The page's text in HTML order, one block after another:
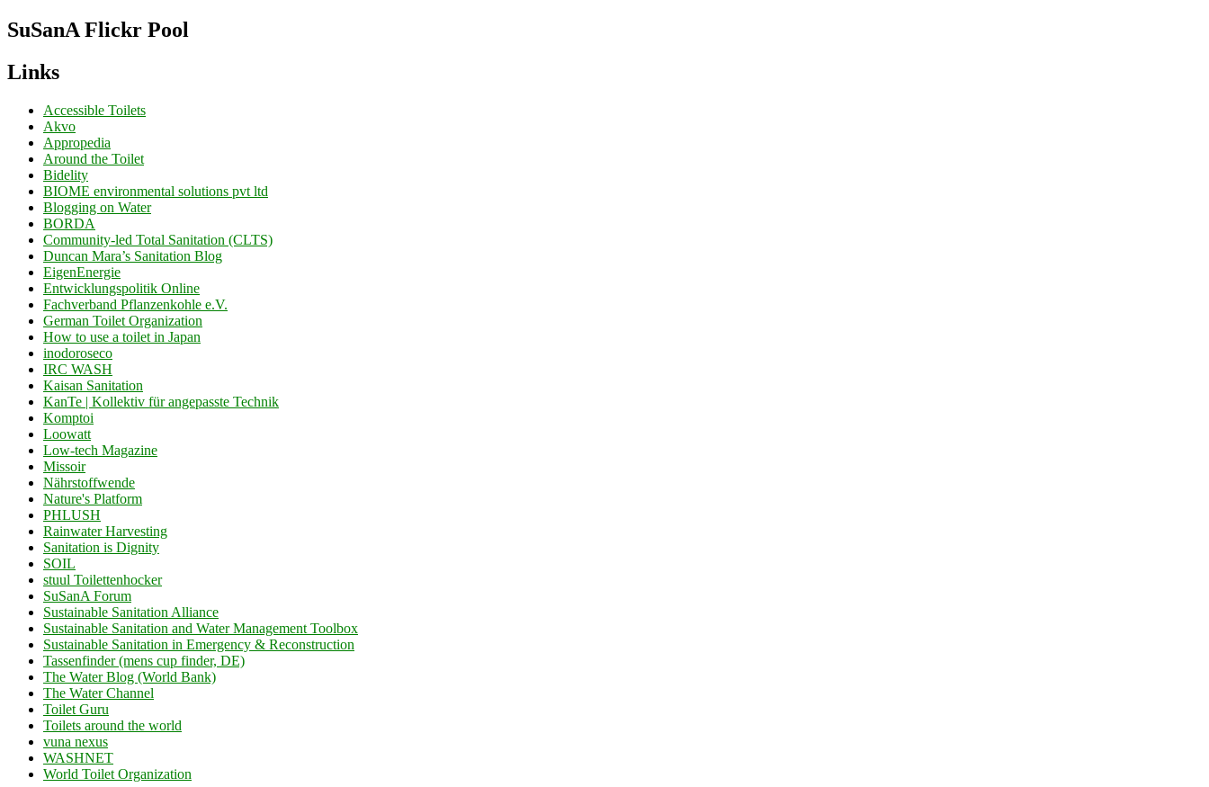
SuSanA Flickr Pool
Links
Accessible Toilets
Akvo
Appropedia
Around the Toilet
Bidelity
BIOME environmental solutions pvt ltd
Blogging on Water
BORDA
Community-led Total Sanitation (CLTS)
Duncan Mara’s Sanitation Blog
EigenEnergie
Entwicklungspolitik Online
Fachverband Pflanzenkohle e.V.
German Toilet Organization
How to use a toilet in Japan
inodoroseco
IRC WASH
Kaisan Sanitation
KanTe | Kollektiv für angepasste Technik
Komptoi
Loowatt
Low-tech Magazine
Missoir
Nährstoffwende
Nature's Platform
PHLUSH
Rainwater Harvesting
Sanitation is Dignity
SOIL
stuul Toilettenhocker
SuSanA Forum
Sustainable Sanitation Alliance
Sustainable Sanitation and Water Management Toolbox
Sustainable Sanitation in Emergency & Reconstruction
Tassenfinder (mens cup finder, DE)
The Water Blog (World Bank)
The Water Channel
Toilet Guru
Toilets around the world
vuna nexus
WASHNET
World Toilet Organization